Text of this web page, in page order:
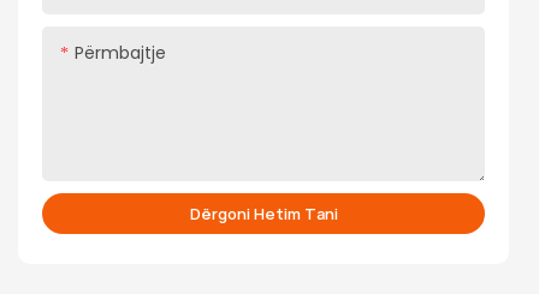
Përmbajtje
Dërgoni Hetim Tani